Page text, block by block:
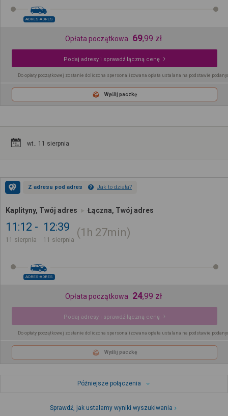
ADRES-ADRES
Opłata początkowa 69,99 zł
Podaj adresy i sprawdź łączną cenę
Do opłaty początkowej zostanie doliczona spersonalizowana opłata ustalana na podstawie
Wyślij paczkę
wt.. 11 sierpnia
Z adresu pod adres Jak to działa?
Kaplityny, Twój adres Łączna, Twój adres
11:12
11 sierpnia
12:39
11 sierpnia
1h 27min
ADRES-ADRES
Opłata początkowa 24,99 zł
Podaj adresy i sprawdź łączną cenę
Do opłaty początkowej zostanie doliczona spersonalizowana opłata ustalana na podstawie
Wyślij paczkę
Późniejsze połączenia
Sprawdź, jak ustalamy wyniki wyszukiwania